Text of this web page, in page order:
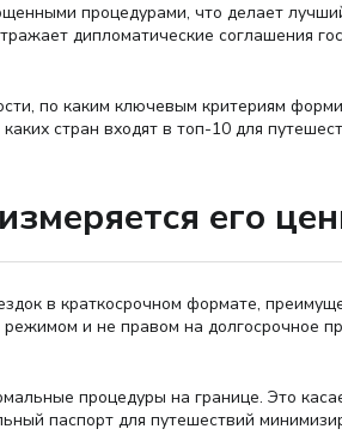
процедурами, что делает
дипломатические соглашения
по каким ключевым критериям
стран входят в топ-10 для
его
в краткосрочном формате,
и не правом на долгосрочное
процедуры на границе. Это
паспорт для путешествий